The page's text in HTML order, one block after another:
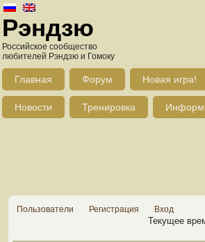
Рэндзю
Российское сообщество
любителей Рэндзю и Гомоку
Главная Форум Новая игра!
Новости Тренировка
Пользователи Регистрация Вход
Текущее